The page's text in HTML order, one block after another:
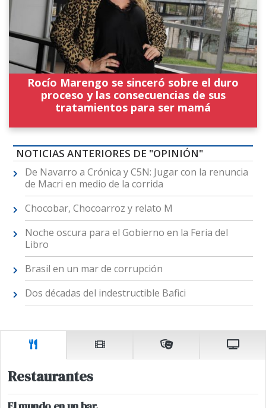
Rocío Marengo se sinceró sobre el duro
proceso y las consecuencias de sus
tratamientos para ser mamá
NOTICIAS ANTERIORES DE "OPINIÓN"
De Navarro a Crónica y C5N: Jugar con la renuncia
de Macri en medio de la corrida
Chocobar, Chocoarroz y relato M
Noche oscura para el Gobierno en la Feria del
Libro
Brasil en un mar de corrupción
Dos décadas del indestructible Bafici
Restaurantes